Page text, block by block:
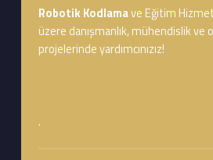
Robotik Kodlamave Eğitim
üzere danışmanlık, mühendislik ve
projelerinde yardımcınızız!
.